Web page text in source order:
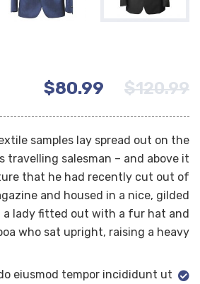
$120.99
$80.99
samples lay spread out on the
travelling salesman – and above it
that he had recently cut out of
and housed in a nice, gilded
a lady fitted out with a fur hat and
who sat upright, raising a heavy.
eiusmod tempor incididunt ut